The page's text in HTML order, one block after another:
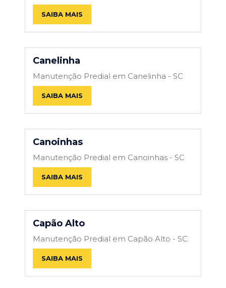
SAIBA MAIS
Canelinha
Manutenção Predial em Canelinha - SC
SAIBA MAIS
Canoinhas
Manutenção Predial em Canoinhas - SC
SAIBA MAIS
Capão Alto
Manutenção Predial em Capão Alto - SC
SAIBA MAIS